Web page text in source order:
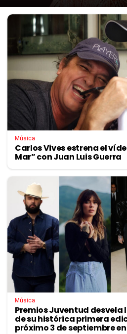
Música
Carlos Vives estrena el
Mar” con Juan Luis Guerra
Música
Premios Juventud desvela
de su histórica primera
próximo 3 de septiembre